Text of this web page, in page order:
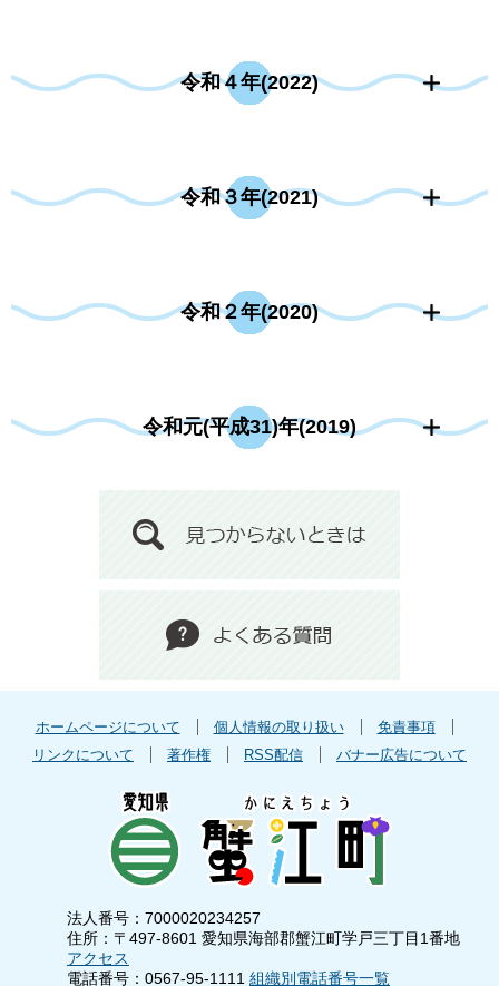
令和４年(2022)
令和３年(2021)
令和２年(2020)
令和元(平成31)年(2019)
ホームページについて 個人情報の取り扱い
免責事項
リンクについて
著作権 RSS配信 バナー広告について
法人番号：7000020234257
住所：〒497-8601 愛知県海部郡蟹江町学戸三丁目1番地
アクセス
電話番号：0567-95-1111 組織別電話番号一覧